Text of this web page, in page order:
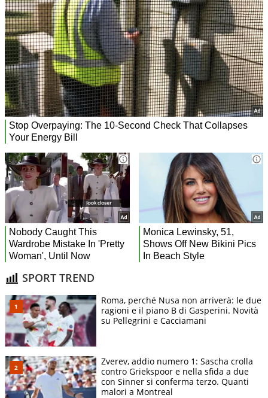
SPORT TREND
Roma, perché Nusa non arriverà: le due
ragioni e il piano B di Gasperini. Novità
su Pellegrini e Cacciamani
Zverev, addio numero 1: Sascha crolla
contro Griekspoor e nella sfida a due
con Sinner si conferma terzo. Quanti
malori a Montreal